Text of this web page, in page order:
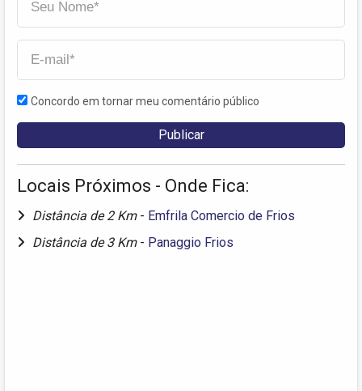
Concordo em tornar meu comentário público
Locais Próximos - Onde Fica:
Distância de 2 Km - Emfrila Comercio de Frios
Distância de 3 Km - Panaggio Frios